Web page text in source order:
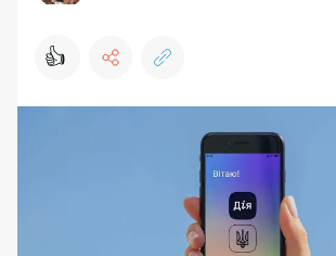
👍